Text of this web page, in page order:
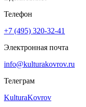
Телефон
+7 (495) 320-32-41
Электронная почта
info@kulturakovrov.ru
Телеграм
KulturaKovrov